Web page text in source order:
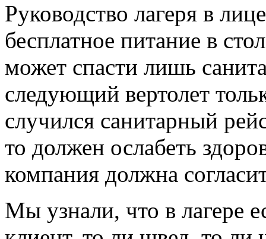
Руководство лагеря в
бесплатное питание в
может спасти лишь
следующий вертолет
случился санитарный
то должен ослабеть
компания должна
Мы узнали, что в лагере